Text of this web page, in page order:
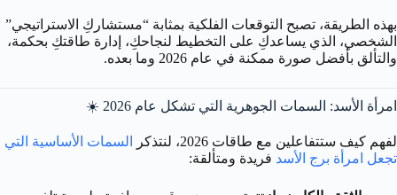
بهذه الطريقة، تصبح التوقعات الفلكية بمثابة “مستشاركِ الاستراتيجي”
الشخصي، الذي يساعدكِ على التخطيط لنجاحكِ، إدارة طاقتكِ بحكمة،
والتألق بأفضل صورة ممكنة في عام 2026 وما بعده.
امرأة الأسد: السمات الجوهرية التي تشكل عام 2026 ☀️
لفهم كيف ستتفاعلين مع طاقات 2026، لنتذكر
السمات الأساسية التي
تجعل امرأة برج الأسد فريدة ومتألقة: